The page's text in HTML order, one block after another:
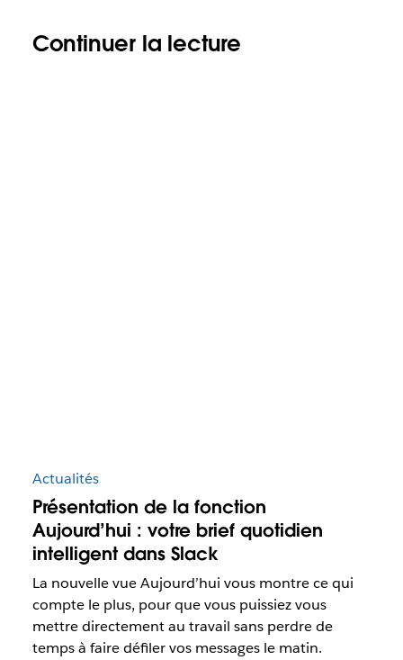
Continuer la lecture
Actualités
Présentation de la fonction
Aujourd’hui : votre brief quotidien
intelligent dans Slack
La nouvelle vue Aujourd’hui vous montre ce qui
compte le plus, pour que vous puissiez vous
mettre directement au travail sans perdre de
temps à faire défiler vos messages le matin.